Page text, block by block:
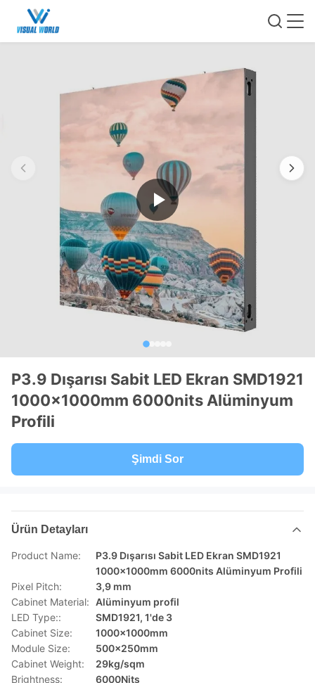
P3.9 Dışarısı Sabit LED Ekran SMD1921
1000x1000mm 6000nits Alüminyum
Profili
Şimdi Sor
Ürün Detayları
Product Name:
P3.9 Dışarısı Sabit LED Ekran SMD1921
1000x1000mm 6000nits Alüminyum Profili
Pixel Pitch:
3,9 mm
Cabinet Material: Alüminyum profil
LED Type::
SMD1921, 1'de 3
Cabinet Size:
1000x1000mm
Module Size:
500x250mm
Cabinet Weight:
29kg/sqm
Brightness:
6000Nits